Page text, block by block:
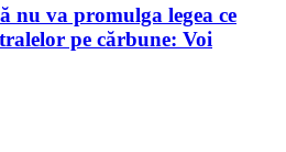
nu va promulga legea ce
pe cărbune: Voi